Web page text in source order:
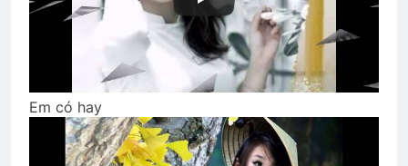
NHỮNG VÌ SAO (Aphonse Daudet)
3 Years Ago
2 Years Ago 2 Years Ago
Em có hay